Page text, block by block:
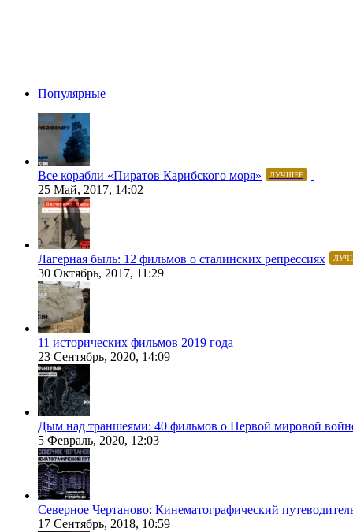
Популярные
Все корабли «Пиратов Карибского моря» ЛУЧШЕЕ
25 Май, 2017, 14:02
Лагерная быль: 12 фильмов о сталинских репрессиях
30 Октябрь, 2017, 11:29
11 исторических фильмов 2019 года
23 Сентябрь, 2020, 14:09
Дым над траншеями: 40 фильмов о Первой мировой
5 Февраль, 2020, 12:03
Северное Чертаново: Кинематографический
17 Сентябрь, 2018, 10:59